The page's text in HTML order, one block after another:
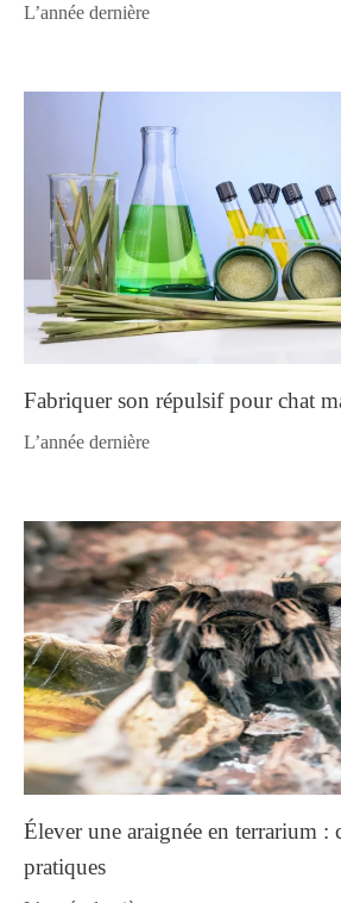
l’année dernière
Fabriquer son répulsif pour chat
l’année dernière
Élever une araignée en terrarium :
pratiques